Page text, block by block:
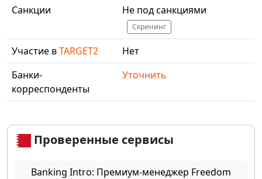
Санкции
Не под санкциями
Скрининг
Участие вTARGET2
Нет
Банки-
корреспонденты
Уточнить
Проверенные сервисы
Banking Intro: Премиум-менеджер Freedom